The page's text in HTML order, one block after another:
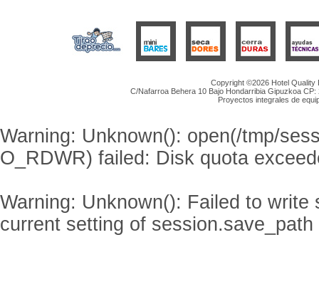
Copyright ©2026 Hotel Quality
C/Nafarroa Behera 10 Bajo Hondarribia Gipuzkoa
Proyectos integrales de
Warning: Unknown(): open(/tmp/
O_RDWR) failed: Disk quota
Warning: Unknown(): Failed to
current setting of